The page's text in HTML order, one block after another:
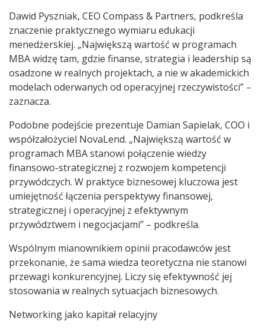
Dawid Pyszniak, CEO Compass & Partners, podkreśla
znaczenie praktycznego wymiaru edukacji
menedżerskiej. „Największą wartość w programach
MBA widzę tam, gdzie finanse, strategia i leadership są
osadzone w realnych projektach, a nie w akademickich
modelach oderwanych od operacyjnej rzeczywistości” –
zaznacza.
Podobne podejście prezentuje Damian Sapielak, COO i
współzałożyciel NovaLend. „Największą wartość w
programach MBA stanowi połączenie wiedzy
finansowo-strategicznej z rozwojem kompetencji
przywódczych. W praktyce biznesowej kluczowa jest
umiejętność łączenia perspektywy finansowej,
strategicznej i operacyjnej z efektywnym
przywództwem i negocjacjami” – podkreśla.
Wspólnym mianownikiem opinii pracodawców jest
przekonanie, że sama wiedza teoretyczna nie stanowi
przewagi konkurencyjnej. Liczy się efektywność jej
stosowania w realnych sytuacjach biznesowych.
Networking jako kapitał relacyjny